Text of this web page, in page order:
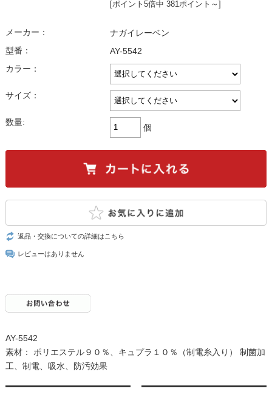
[ポイント5倍中 381ポイント～]
メーカー：
ナガイレーベン
型番：
AY-5542
カラー：
サイズ：
数量:
個
返品・交換についての詳細はこちら
レビューはありません
AY-5542
素材： ポリエステル９０％、キュプラ１０％（制電糸入り） 制菌加
工、制電、吸水、防汚効果